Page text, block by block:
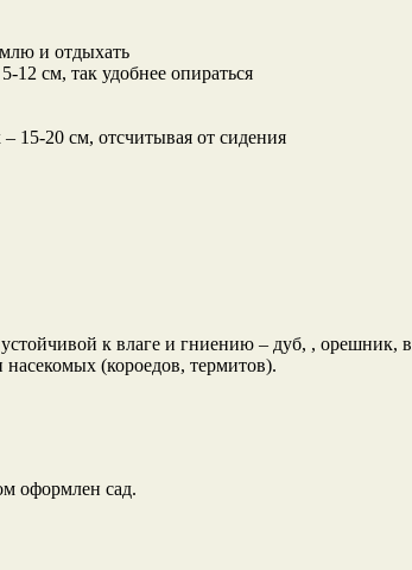
и отдыхать
см, так удобнее опираться
15-20 см, отсчитывая от сидения
устойчивой к влаге и гниению – дуб, ,
(короедов, термитов).
оформлен сад.